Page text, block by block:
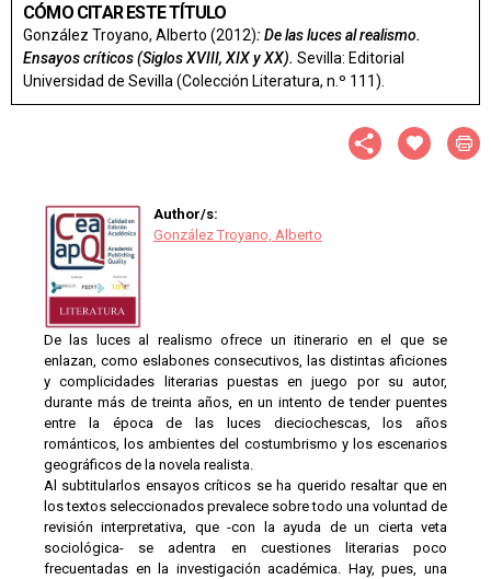
CÓMO CITAR ESTE TÍTULO
González Troyano, Alberto (2012): De las luces al realismo.
Ensayos críticos (Siglos XVIII, XIX y XX). Sevilla: Editorial
Universidad de Sevilla (Colección Literatura, n.º 111).
Author/s:
González Troyano, Alberto
De las luces al realismo ofrece un itinerario en el que se
enlazan, como eslabones consecutivos, las distintas aficiones
y complicidades literarias puestas en juego por su autor,
durante más de treinta años, en un intento de tender puentes
entre la época de las luces dieciochescas, los años
románticos, los ambientes del costumbrismo y los escenarios
geográficos de la novela realista.
Al subtitularlos ensayos críticos se ha querido resaltar que en
los textos seleccionados prevalece sobre todo una voluntad de
revisión interpretativa, que -con la ayuda de un cierta veta
sociológica- se adentra en cuestiones literarias poco
frecuentadas en la investigación académica. Hay, pues, una